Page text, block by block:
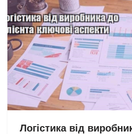
Логістика від